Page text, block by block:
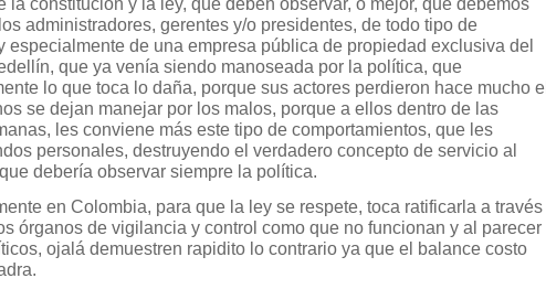
administradores, gerentes y/o presidentes, de todo tipo de
especialmente de una empresa pública de propiedad exclusiva del
que ya venía siendo manoseada por la política, que
lo que toca lo daña, porque sus actores perdieron hace mucho el
se dejan manejar por los malos, porque a ellos dentro de las
les conviene más este tipo de comportamientos, que les
personales, destruyendo el verdadero concepto de servicio al
debería observar siempre la política.
en Colombia, para que la ley se respete, toca ratificarla a través
órganos de vigilancia y control como que no funcionan y al parecer
ojalá demuestren rapidito lo contrario ya que el balance costo